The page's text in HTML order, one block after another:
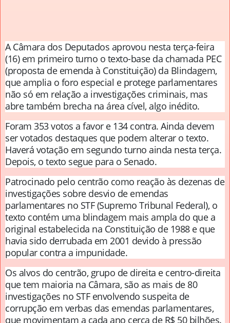
A Câmara dos Deputados aprovou nesta terça-feira
(16) em primeiro turno o texto-base da chamada PEC
(proposta de emenda à Constituição) da Blindagem,
que amplia o foro especial e protege parlamentares
não só em relação a investigações criminais, mas
abre também brecha na área cível, algo inédito.
Foram 353 votos a favor e 134 contra. Ainda devem
ser votados destaques que podem alterar o texto.
Haverá votação em segundo turno ainda nesta terça.
Depois, o texto segue para o Senado.
Patrocinado pelo centrão como reação às dezenas de
investigações sobre desvio de emendas
parlamentares no STF (Supremo Tribunal Federal), o
texto contém uma blindagem mais ampla do que a
original estabelecida na Constituição de 1988 e que
havia sido derrubada em 2001 devido à pressão
popular contra a impunidade.
Os alvos do centrão, grupo de direita e centro-direita
que tem maioria na Câmara, são as mais de 80
investigações no STF envolvendo suspeita de
corrupção em verbas das emendas parlamentares,
que movimentam a cada ano cerca de R$ 50 bilhões.